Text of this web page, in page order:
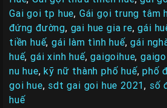
Gai goi tp hue, Gái gọi trung tâm
đứng đường, gai hue gia re,gái
tiền huế,gái làm tình huế,gái
huế,gái xinh huế,gaigoihue,
nu hue,kỹ nữ thành phố huế,phố
goi hue, sdt gai goi hue 2021, số
huế